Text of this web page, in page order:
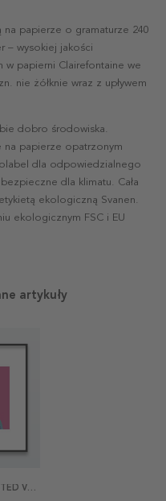
na papierze o gramaturze 240
– wysokiej jakości
w papierni Clairefontaine we
nie żółknie wraz z upływem
dobro środowiska.
na papierze opatrzonym
dla odpowiedzialnego
dla klimatu. Cała
ekologiczną Svanen.
ekologicznym FSC i EU
artykuły
PLAKAT INVERTED VENUS DE MILO